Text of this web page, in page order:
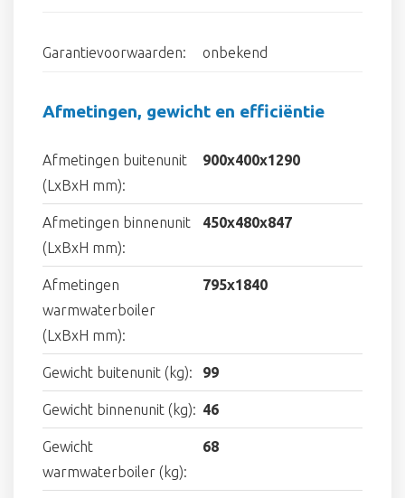
Garantievoorwaarden: onbekend
Afmetingen, gewicht en efficiëntie
Afmetingen buitenunit
(LxBxH mm):
900x400x1290
Afmetingen binnenunit
(LxBxH mm):
450x480x847
Afmetingen
warmwaterboiler
(LxBxH mm):
795x1840
Gewicht buitenunit (kg): 99
Gewicht binnenunit (kg): 46
Gewicht
warmwaterboiler (kg):
68